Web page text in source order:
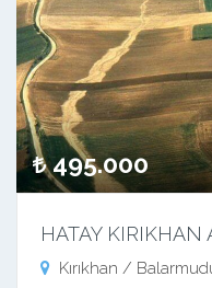
495.000
Kırıkhan /